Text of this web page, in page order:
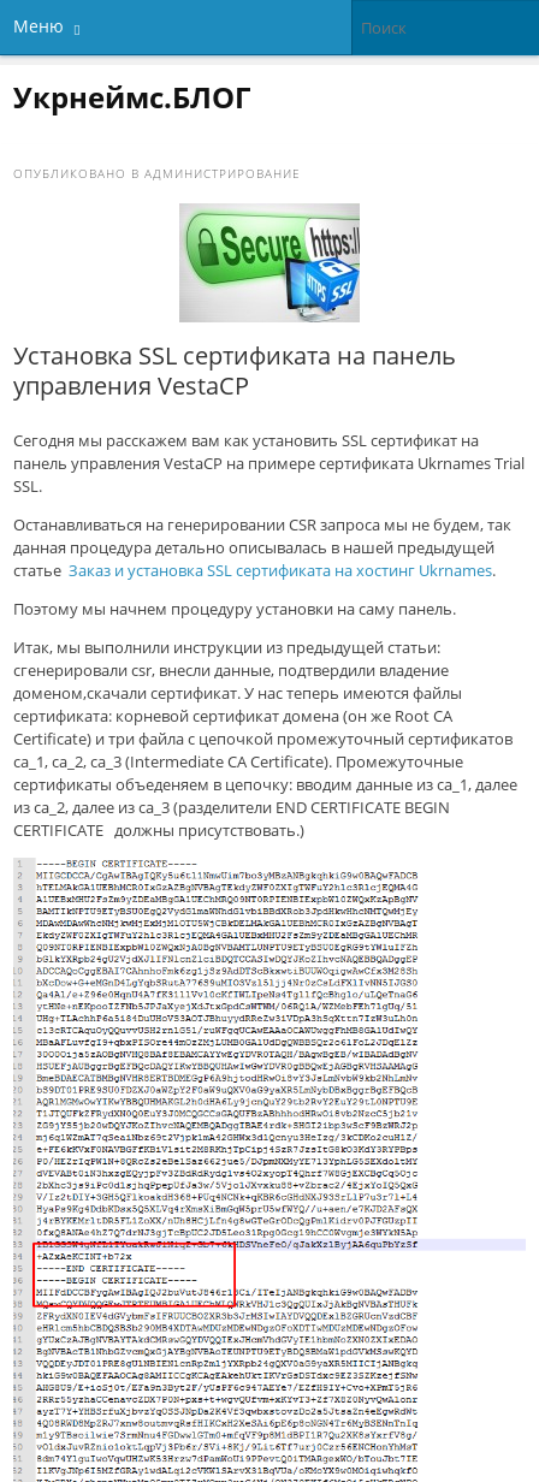
Меню
Укрнеймс.БЛОГ
ОПУБЛИКОВАНО ВАДМИНИСТРИРОВАНИЕ
Установка SSL сертификата на панель
управления VestaCP
Сегодня мы расскажем вам как установить SSL сертификат на
панель управления VestaCP на примере сертификата Ukrnames Trial
SSL.
Останавливаться на генерировании CSR запроса мы не будем, так
данная процедура детально описывалась в нашей предыдущей
статьеЗаказ и установка SSL сертификата на хостинг Ukrnames.
Поэтому мы начнем процедуру установки на саму панель.
Итак, мы выполнили инструкции из предыдущей статьи:
сгенерировали csr, внесли данные, подтвердили владение
доменом,скачали сертификат. У нас теперь имеются файлы
сертификата: корневой сертификат домена (он же Root CA
Certificate) и три файла с цепочкой промежуточный сертификатов
ca_1, ca_2, ca_3 (Intermediate CA Certificate). Промежуточные
сертификаты объеденяем в цепочку: вводим данные из ca_1, далее
из ca_2, далее из ca_3 (разделители ­­­­­END CERTIFICATE­­­­­ BEGIN
CERTIFICATE­­­­­ должны присутствовать.)